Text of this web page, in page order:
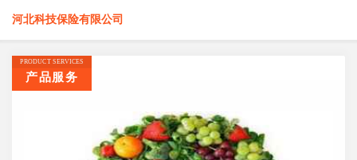
河北科技保险有限公司
PRODUCT SERVICES
产品服务